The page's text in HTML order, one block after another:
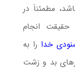
مطمئناَ در
انجام
خدا را به
بد و زشت